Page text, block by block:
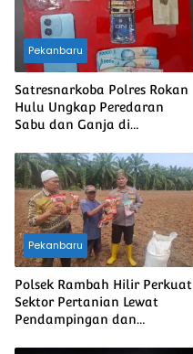
Pekanbaru
Satresnarkoba Polres Rokan
Hulu Ungkap Peredaran
Sabu dan Ganja di
Diamankan
Pekanbaru
Polsek Rambah Hilir Perkuat
Sektor Pertanian Lewat
Pendampingan dan